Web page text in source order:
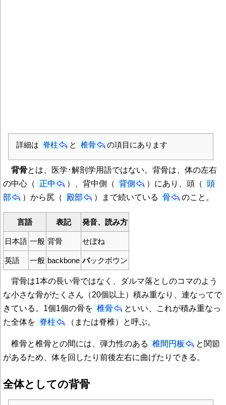
詳細は 脊柱 と 椎骨 の項目にあります
背骨とは、医学･解剖学用語ではない。背骨は、体の左右
の中心（
正中 ）、背中側（ 背側 ）にあり、頭（ 頭
部
）から尻（ 殿部 ）まで続いている 骨 のこと。
言語 表記 発音、読み方
日本語 一般 背骨 せぼね
英語 一般 backbone バックボウン
背骨は1本の長い骨ではなく、ダルマ落としのコマのよう
な小さな骨がたくさん（20個以上）積み重なり、連なってで
きている。1個1個の骨を 椎骨
といい、これが積み重なっ
た全体を 脊柱 （または脊椎）と呼ぶ。
椎骨と椎骨との間には、弾力性のある 椎間円板
と関節
があるため、体を回したり前後左右に曲げたりできる。
全体としての背骨